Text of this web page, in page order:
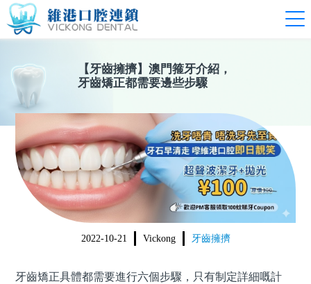
【 牙齒擁擠】 澳門箍牙介紹，
牙齒矯正都需要邊些步驟
2022-10-21 Vickong 牙齒擁擠
牙齒矯正具體都需要進行六個步驟，只有制定詳細嘅計